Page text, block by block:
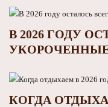
В 2026 ГОДУ
КОГДА